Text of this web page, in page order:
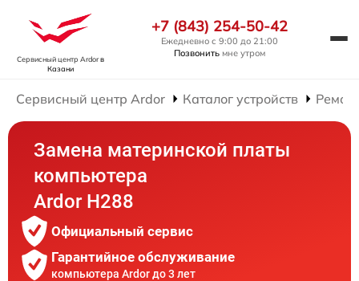
Сервисный центр Ardorв
Казани
+7 (843) 254-50-42
Ежедневно с 9:00 до 21:00
Позвонить мне утром
Сервисный центр Ardor Каталог устройств
Замена материнской платы
компьютера
Ardor H288
Официальный сервис
Гарантийное обслуживание
компьютера Ardor до 3 лет